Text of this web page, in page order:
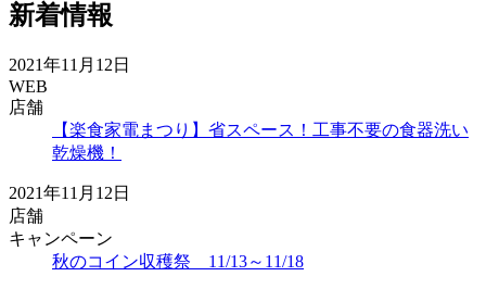
新着情報
2021年11月12日
WEB
店舗
【楽食家電まつり】省スペース！工事不要の食器洗い
乾燥機！
2021年11月12日
店舗
キャンペーン
秋のコイン収穫祭 11/13～11/18